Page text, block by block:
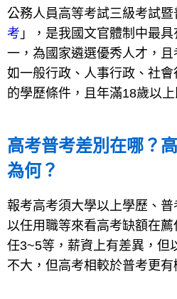
公務人員高等考試三級考試暨
考 」，是我國文官體制中最
一，為國家遴選優秀人才，
如一般行政、人事行政、社
的學歷條件，且年滿18歲以上
高考普考差別在哪？
為何？
報考高考須大學以上學歷、普
以任用職等來看高考缺額在
任3~5等，薪資上有差異，但
不大，但高考相較於普考更有